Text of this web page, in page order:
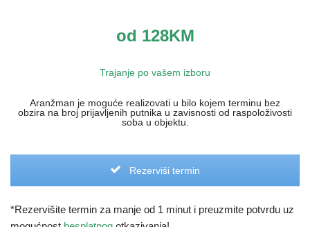
od 128KM
Trajanje po vašem izboru
Aranžman je moguće realizovati u bilo kojem terminu bez
obzira na broj prijavljenih putnika u zavisnosti od raspoloživosti
soba u objektu.
Rezerviši termin
*Rezervišite termin za manje od 1 minut i preuzmite potvrdu uz